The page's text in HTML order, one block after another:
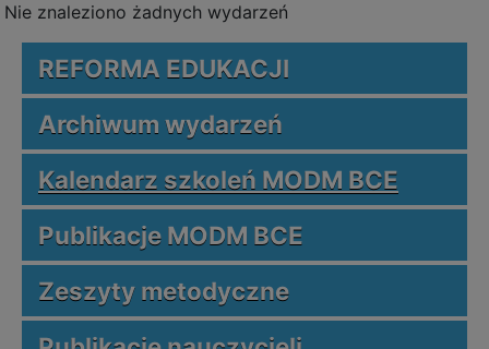
Nie znaleziono żadnych wydarzeń
REFORMA EDUKACJI
Archiwum wydarzeń
Kalendarz szkoleń MODM BCE
Publikacje MODM BCE
Zeszyty metodyczne